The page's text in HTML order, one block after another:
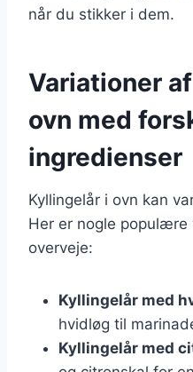
når du stikker i dem.
Variationer
ovn med
ingredienser
Kyllingelår i ovn kan
Her er nogle populære
overveje:
Kyllingelår med
hvidløg til
Kyllingelår med